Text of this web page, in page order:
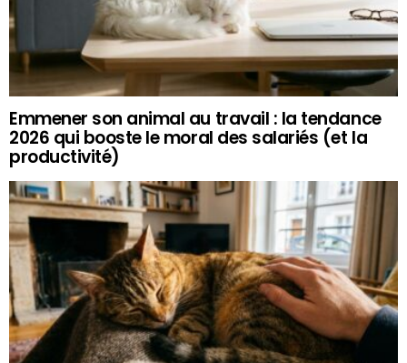
Emmener son animal au travail : la tendance
2026 qui booste le moral des salariés (et la
productivité)